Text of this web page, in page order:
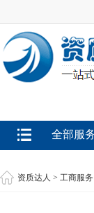
全部服
资质达人 > 工商服务